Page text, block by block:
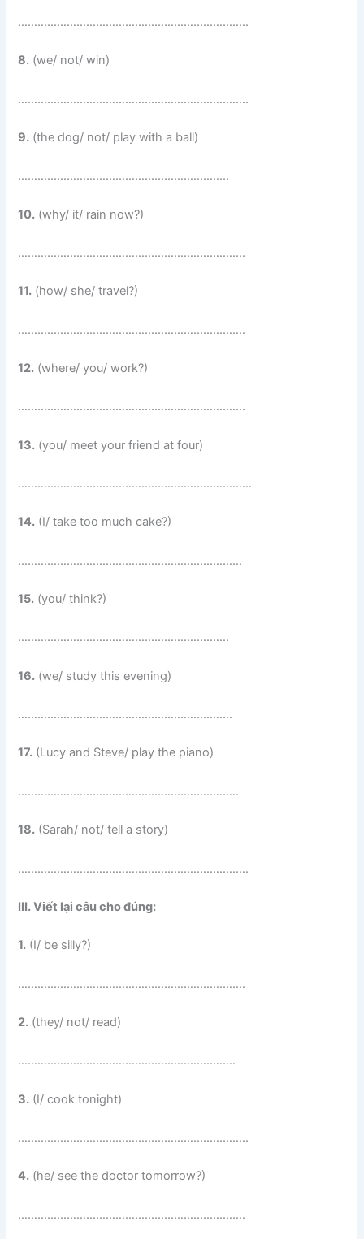
……………………………………………………………..
8. (we/ not/ win)
……………………………………………………………..
9. (the dog/ not/ play with a ball)
………………………………………………………..
10. (why/ it/ rain now?)
…………………………………………………………….
11. (how/ she/ travel?)
…………………………………………………………….
12. (where/ you/ work?)
…………………………………………………………….
13. (you/ meet your friend at four)
………………………………………………………………
14. (I/ take too much cake?)
……………………………………………………………
15. (you/ think?)
………………………………………………………..
16. (we/ study this evening)
…………………………………………………………
17. (Lucy and Steve/ play the piano)
…………………………………………………………..
18. (Sarah/ not/ tell a story)
……………………………………………………………..
III. Viết lại câu cho đúng:
1. (I/ be silly?)
…………………………………………………………….
2. (they/ not/ read)
………………………………………………………….
3. (I/ cook tonight)
……………………………………………………………..
4. (he/ see the doctor tomorrow?)
…………………………………………………………….